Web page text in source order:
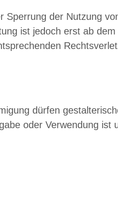
Sperrung der Nutzung
ist jedoch erst ab
dürfen
oder Verwendung